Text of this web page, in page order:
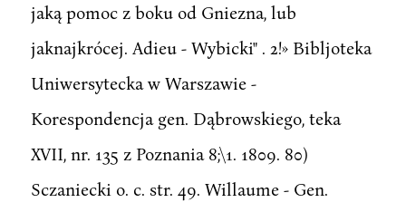
jaką pomoc z boku od Gniezna, lub
jaknajkrócej. Adieu - Wybicki" . 2!» Bibljoteka
Uniwersytecka w Warszawie -
Korespondencja gen. Dąbrowskiego, teka
XVII, nr. 135 z Poznania 8;\1. 1809. 80)
Sczaniecki o. c. str. 49. Willaume - Gen.